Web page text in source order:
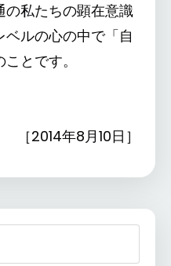
私たちの顕在意識
ルの心の中で「自
とです。
［2014年8月10日］